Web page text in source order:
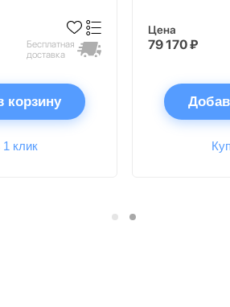
Бесплатная
доставка
корзину
1 клик
Цена
79 170 ₽